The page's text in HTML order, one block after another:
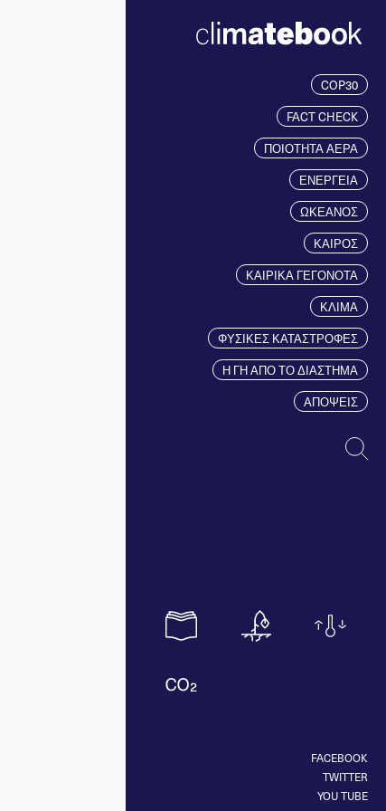
COP30
FACT CHECK
ΠΟΙΟΤΗΤΑ ΑΕΡΑ
ΕΝΕΡΓΕΙΑ
ΩΚΕΑΝΟΣ
ΚΑΙΡΟΣ
ΚΑΙΡΙΚΑ ΓΕΓΟΝΟΤΑ
ΚΛΙΜΑ
ΦΥΣΙΚΕΣ ΚΑΤΑΣΤΡΟΦΕΣ
Η ΓΗ ΑΠΟ ΤΟ ΔΙΑΣΤΗΜΑ
ΑΠΟΨΕΙΣ
FACEBOOK
TWITTER
YOU TUBE